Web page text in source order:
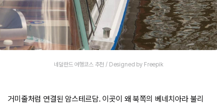
네덜란드 여행코스 추천 / Designed by Freepik
거미줄처럼 연결된 암스테르담. 이곳이 왜 북쪽의 베네치아라 불리